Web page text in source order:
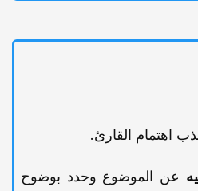
اهتمام القارئ.
عن الموضوع وحدد بوضوح